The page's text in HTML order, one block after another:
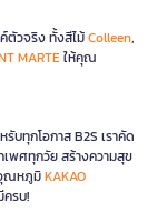
ตัวจริง ทั้งสีไม้Colleen,
MARTEให้คุณ
ทุกโอกาส B2S เราคัด
เพศทุกวัย สร้างความสุข
อุณหภูมิKAKAO
ครบ!